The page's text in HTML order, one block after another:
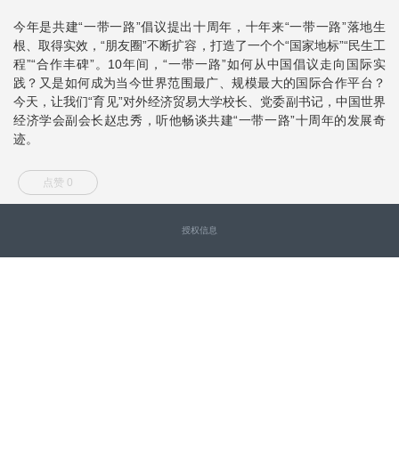
今年是共建“一带一路”倡议提出十周年，十年来“一带一路”落地生
根、取得实效，“朋友圈”不断扩容，打造了一个个“国家地标”“民生工
程”“合作丰碑”。10年间，“一带一路”如何从中国倡议走向国际实
践？又是如何成为当今世界范围最广、规模最大的国际合作平台？
今天，让我们“育见”对外经济贸易大学校长、党委副书记，中国世界
经济学会副会长赵忠秀，听他畅谈共建“一带一路”十周年的发展奇
迹。
点赞 0
授权信息